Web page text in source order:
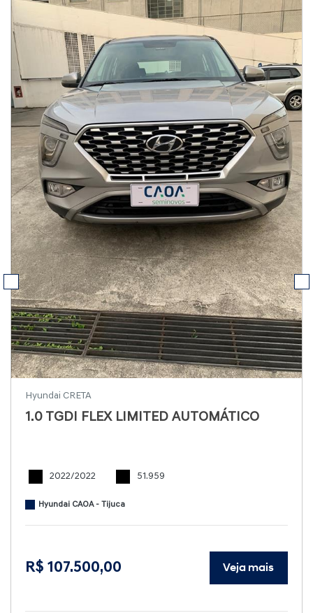
Hyundai CRETA
1.0 TGDI FLEX LIMITED AUTOMÁTICO
2022/2022 51.959
Hyundai CAOA - Tijuca
R$ 107.500,00 Veja mais